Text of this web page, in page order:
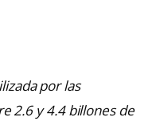
por las
2.6 y 4.4 billones de